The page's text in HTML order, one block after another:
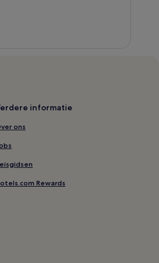
informatie
ons
Rewards